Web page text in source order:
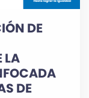
DE
LA
DE